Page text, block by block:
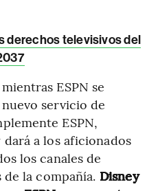
derechos televisivos del
ESPN se
servicio de
ESPN,
dará a los aficionados
los canales de
la compañía. Disney